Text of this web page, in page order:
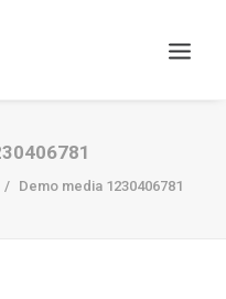
Demo media 1230406781